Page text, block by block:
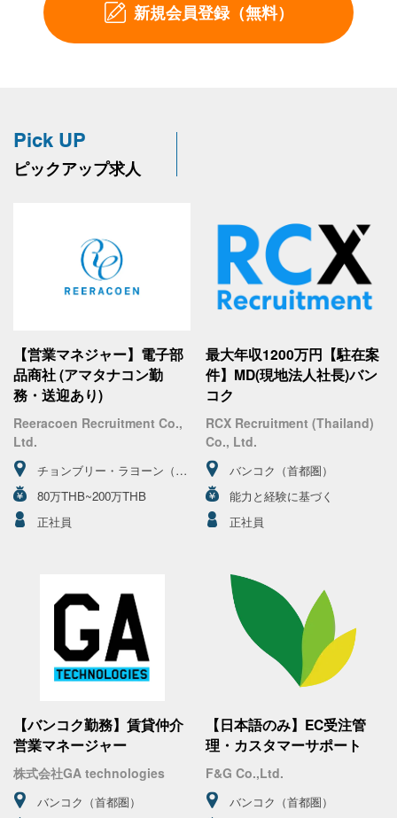
新規会員登録（無料）
Pick UP
ピックアップ求人
【営業マネジャー】電子部
品商社 (アマタナコン勤
務・送迎あり)
Reeracoen Recruitment Co.,
Ltd.
チョンブリー・ラヨーン（東
部）
80万THB~200万THB
正社員
最大年収1200万円【駐在案
件】MD(現地法人社長)バン
コク
RCX Recruitment (Thailand)
Co., Ltd.
バンコク（首都圏）
能力と経験に基づく
正社員
【バンコク勤務】賃貸仲介
営業マネージャー
株式会社GA technologies
バンコク（首都圏）
【日本語のみ】EC受注管
理・カスタマーサポート
F&G Co.,Ltd.
バンコク（首都圏）